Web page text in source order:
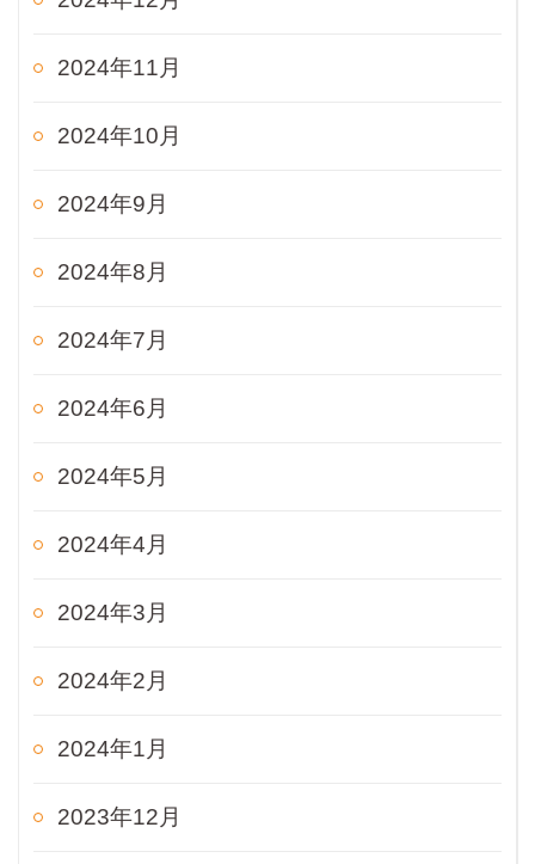
2024年11月
2024年10月
2024年9月
2024年8月
2024年7月
2024年6月
2024年5月
2024年4月
2024年3月
2024年2月
2024年1月
2023年12月